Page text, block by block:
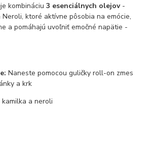
kombináciu3 esenciálnych olejov -
Neroli, ktoré aktívne pôsobia na emócie,
a pomáhajú uvoľniť emočné napätie -
Naneste pomocou guličky roll-on zmes
a krk
a neroli